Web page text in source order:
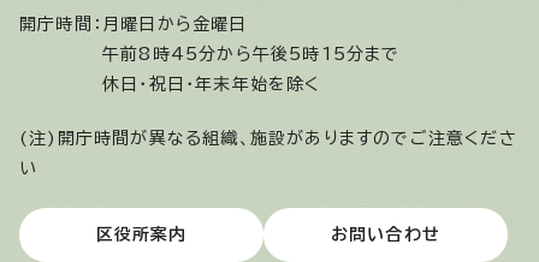
開庁時間： 月曜日から金曜日
午前8時45分から午後5時15分まで
休日・祝日・年末年始を除く
(注)開庁時間が異なる組織、施設がありますのでご注意くださ
い
区役所案内 お問い合わせ